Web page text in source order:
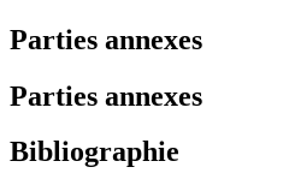
Parties annexes
Parties annexes
Bibliographie